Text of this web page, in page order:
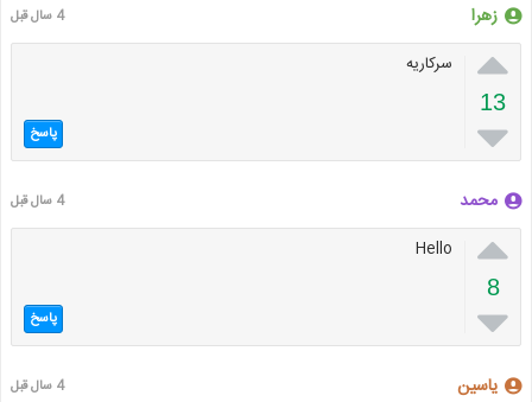
زهرا 4 سال قبل

13

سرکاریه
پاسخ
محمد 4 سال قبل

8

Hello
پاسخ
یاسین 4 سال قبل